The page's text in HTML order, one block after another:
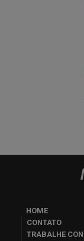
HOME
CONTATO
TRABALHE